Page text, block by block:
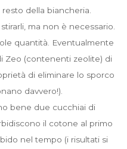
della biancheria.
ma non è necessario.
quantità. Eventualmente
Zeo (contenenti zeolite) di
di eliminare lo sporco
davvero!).
bene due cucchiai di
il cotone al primo
nel tempo (i risultati si